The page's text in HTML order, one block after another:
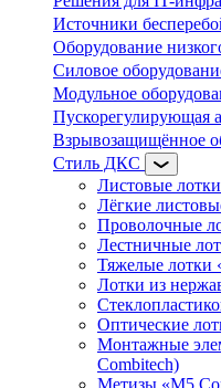
Источники
Оборудование
Силовое
Модульное
Пускорегулирующая
Взрывозащищённое
Стиль ДКС
Листовые
Лёгкие
Проволочные
Лестничные
Тяжелые лотки
Лотки из
Оптические
Монтажные
Combitech)
Метизы «M5